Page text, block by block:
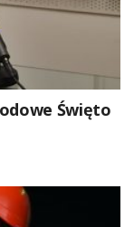
Święto